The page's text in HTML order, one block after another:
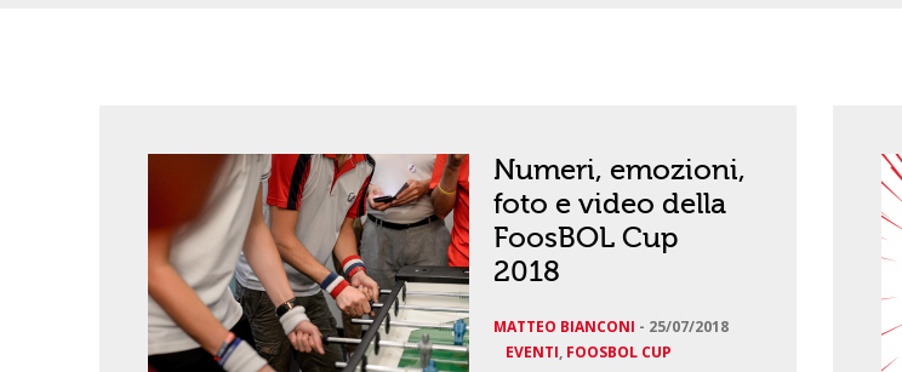
Numeri, emozioni,
foto e video della
FoosBOL Cup
2018
MATTEO BIANCONI - 25/07/2018
EVENTI, FOOSBOL CUP